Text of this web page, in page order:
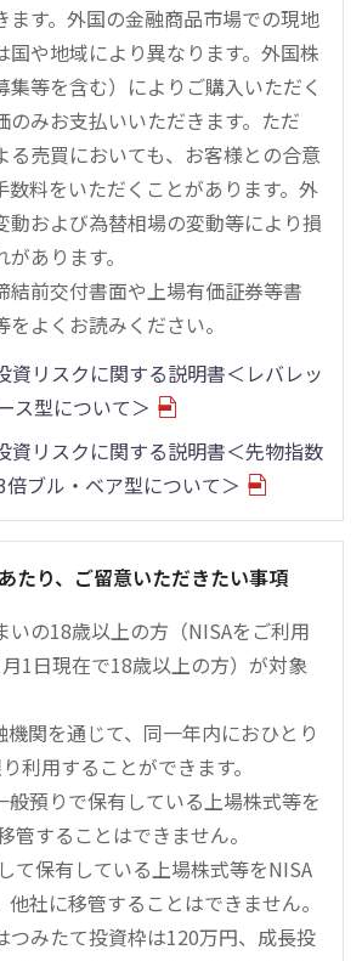
ます。外国の金融商品市場での現地
国や地域により異なります。外国株
集等を含む）によりご購入いただく
のみお支払いいただきます。ただ
る売買においても、お客様との合意
数料をいただくことがあります。外
動および為替相場の変動等により損
あります。
結前交付書面や上場有価証券等書
よくお読みください。
資リスクに関する説明書＜レバレッ
ス型について＞
資リスクに関する説明書＜先物指数
ブル・ベア型について＞
たり、ご留意いただきたい事項
いの18歳以上の方（NISAをご利用
1日現在で18歳以上の方）が対象
機関を通じて、同一年内におひとり
利用することができます。
般預りで保有している上場株式等を
管することはできません。
て保有している上場株式等をNISA
社に移管することはできません。
つみたて投資枠は120万円、成長投